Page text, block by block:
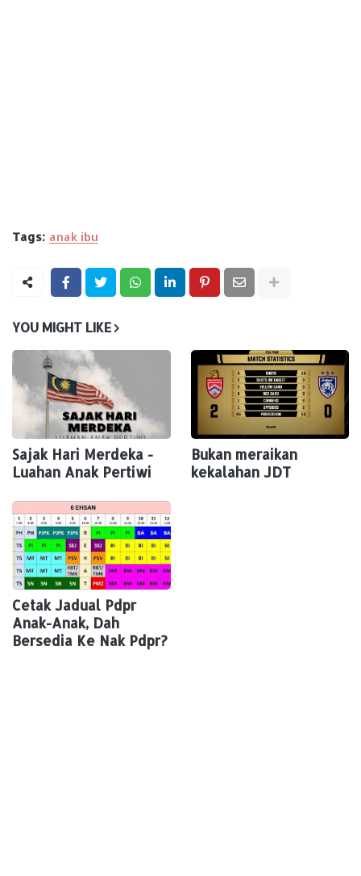
Tags: anak ibu
YOU MIGHT LIKE
Sajak Hari Merdeka -
Luahan Anak Pertiwi
Bukan meraikan
kekalahan JDT
Cetak Jadual Pdpr
Anak-Anak, Dah
Bersedia Ke Nak Pdpr?